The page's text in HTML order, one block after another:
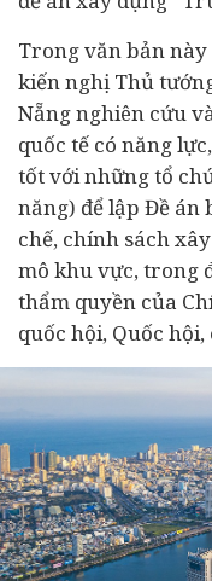
Trong văn bản này
kiến nghị Thủ
Nẵng nghiên cứu
quốc tế có năng
tốt với những tổ
năng) để lập Đề án
chế, chính sách
mô khu vực, trong
thẩm quyền của
quốc hội, Quốc